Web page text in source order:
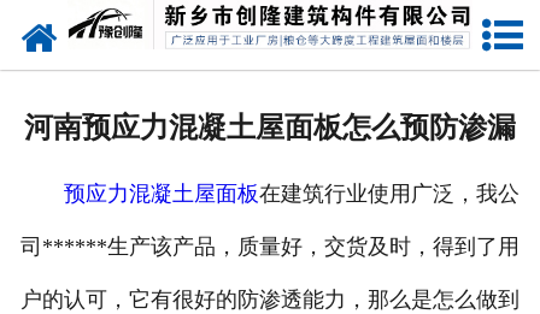
网站首页
河南预应力混凝土屋面板怎么预防渗漏
预应力混凝土屋面板在建筑行业使用广泛，我公
司******生产该产品，质量好，交货及时，得到了用
户的认可，它有很好的防渗透能力，那么是怎么做到